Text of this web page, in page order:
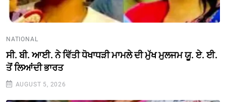
NATIONAL
ਸੀ. ਬੀ. ਆਈ. ਨੇ ਵਿੱਤੀ ਧੋਖਾਧੜੀ ਮਾਮਲੇ ਦੀ ਮੁੱਖ ਮੁਲਜਮ ਯੂ. ਏ. ਈ.
ਤੋਂ ਲਿਆਂਦੀ ਭਾਰਤ
AUGUST 5, 2026